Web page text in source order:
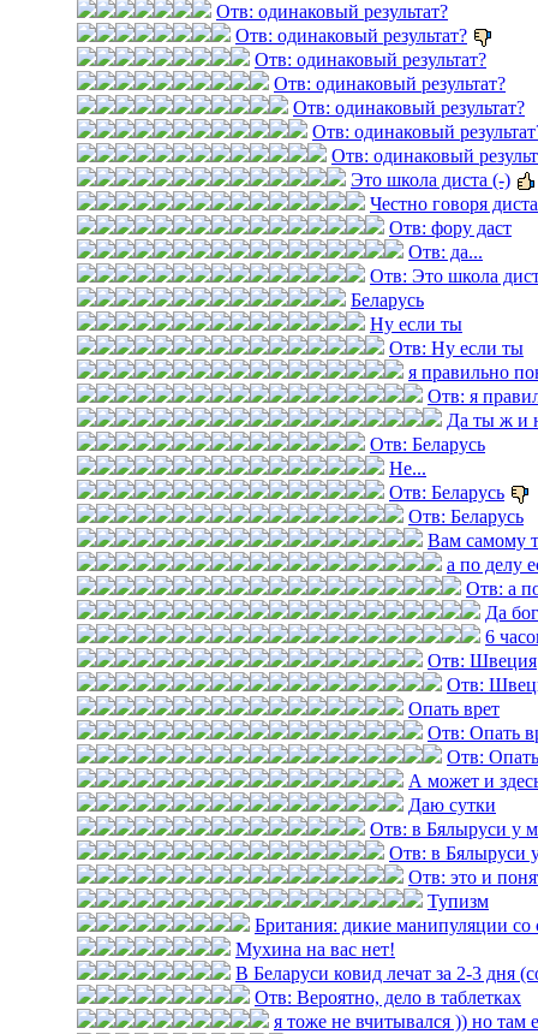
Отв: одинаковый результат?
Отв: одинаковый результат?
Отв: одинаковый результат?
Отв: одинаковый результат?
Отв: одинаковый результат?
Отв: одинаковый
Отв: одинаковый
Это школа диста (-)
Честно говоря
Отв: фору даст
Отв: да...
Отв: Это школа
Беларусь
Ну если ты
Отв: Ну если ты
я правильно
Отв: я
Да ты ж и
Отв: Беларусь
Не...
Отв: Беларусь
Отв: Беларусь
Вам самому
а по делу
Отв: а
Да
6
Отв: Швеция
Отв:
Опать врет
Отв: Опать
Отв:
А может и
Даю сутки
Отв: в Бялыруси у
Отв: в Бялыруси
Отв: это и
Тупизм
Британия: дикие манипуляции со
Мухина на вас нет!
В Беларуси ковид лечат за 2-3 дня
Отв: Вероятно, дело в таблетках
я тоже не вчитывался )) но там